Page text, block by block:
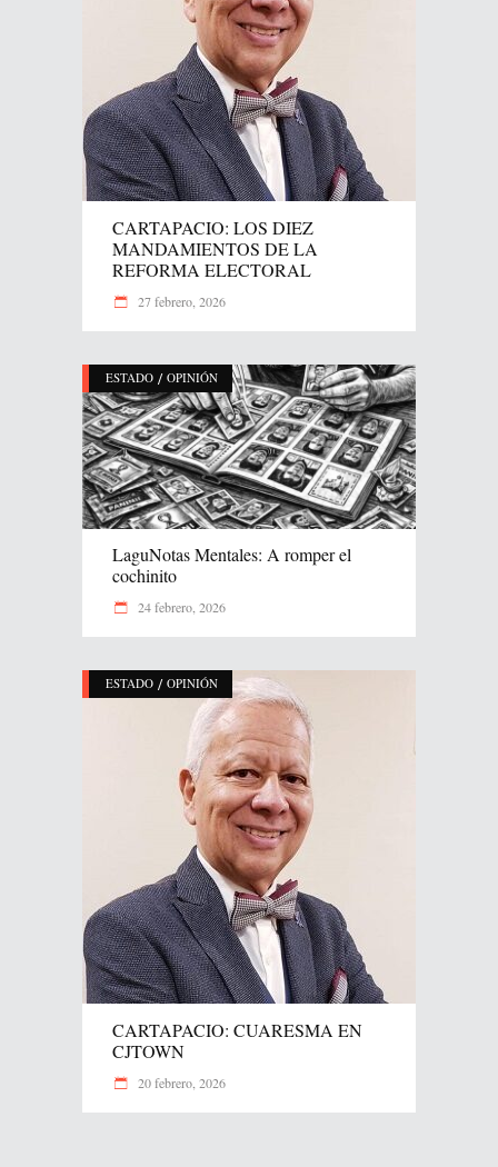
CARTAPACIO: LOS DIEZ
MANDAMIENTOS DE LA
REFORMA ELECTORAL
27 febrero, 2026
ESTADO / OPINIÓN
LaguNotas Mentales: A romper el
cochinito
24 febrero, 2026
ESTADO / OPINIÓN
CARTAPACIO: CUARESMA EN
CJTOWN
20 febrero, 2026